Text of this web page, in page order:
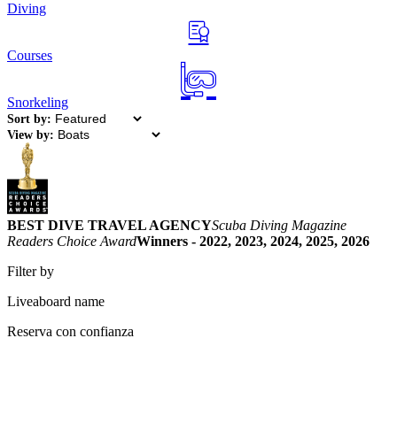
Diving
Courses
Snorkeling
Sort by:
View by:
BEST DIVE TRAVEL AGENCYScuba Diving Magazine
Readers Choice AwardWinners - 2022, 2023, 2024, 2025, 2026
Filter by
Liveaboard name
Reserva con confianza